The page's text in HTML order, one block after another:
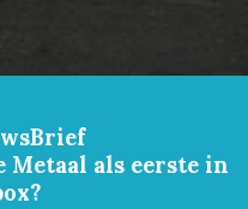
Metaal als eerste in